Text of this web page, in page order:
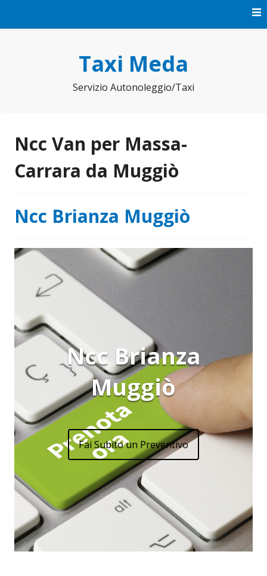
Taxi Meda
Servizio Autonoleggio/Taxi
Ncc Van per Massa-
Carrara da Muggiò
Ncc Brianza Muggiò
Ncc Brianza
Muggiò
Fai Subito un Preventivo